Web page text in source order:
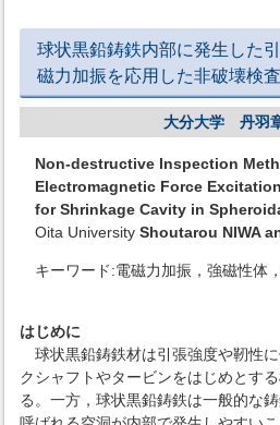
球状黒鉛鋳鉄内部に発生した
磁力加振を応用した非破壊検
大分大学 丹
Non-destructive Inspection
Electromagnetic Force Excitation
for Shrinkage Cavity in
Oita University Shoutarou NIWA
キーワード:電磁力加振，強磁性体
はじめに
球状黒鉛鋳鉄材は引張強度や靭性
クシャフトやタービンをはじめとす
る。一方，球状黒鉛鋳鉄は一般的な